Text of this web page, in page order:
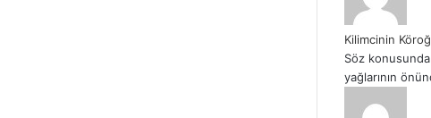
Kilimcinin
Söz
yağlarının